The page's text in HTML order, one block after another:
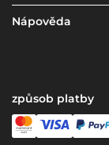
Nápověda
způsob platby